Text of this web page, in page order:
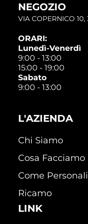
NEGOZIO
VIA COPERNICO
ORARI:
Lunedì-Venerdì
9:00 - 13:00
15:00 - 19:00
Sabato
9:00 - 13:00
L'AZIENDA
Chi Siamo
Cosa Facciamo
Come
Ricamo
LINK